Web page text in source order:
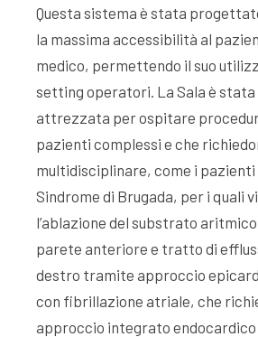
Questa sistema è stata
la massima accessibilità al
medico, permettendo il suo
setting operatori. La Sala è
attrezzata per ospitare
pazienti complessi e che
multidisciplinare, come i
Sindrome di Brugada, per i quali
l’ablazione del substrato
parete anteriore e tratto di
destro tramite approccio
con fibrillazione atriale, che
approccio integrato endocardico